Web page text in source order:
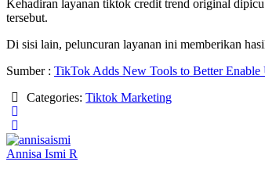
Kehadiran layanan tiktok credit trend original
tersebut.
Di sisi lain, peluncuran layanan ini memberikan
Sumber : TikTok Adds New Tools to Better
Categories:Tiktok Marketing
Annisa Ismi R